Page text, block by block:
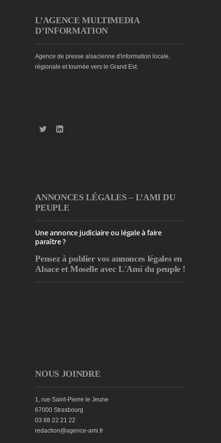
L’AGENCE MULTIMEDIA
D’INFORMATION
Agence de presse alsacienne d'information locale,
régionale et tournée vers le Grand Est.
ANNONCES LÉGALES – L’AMI DU
PEUPLE
Une annonce judiciaire ou légale à faire
paraître ?
Pensez à publiervos annonces légales en
Alsace et Moselle avec L'Ami du peuple !
NOUS JOINDRE
1, rue Saint-Pierre le Jeune
67000 Strasbourg
03 88 22 21 22
redaction@agence-ami.fr